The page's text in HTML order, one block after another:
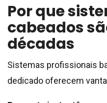
Por que
cabeados
décadas
Sistemas profissionais
dedicado oferecem